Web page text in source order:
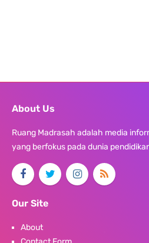
About Us
Ruang Madrasah adalah media
yang berfokus pada dunia
Our Site
About